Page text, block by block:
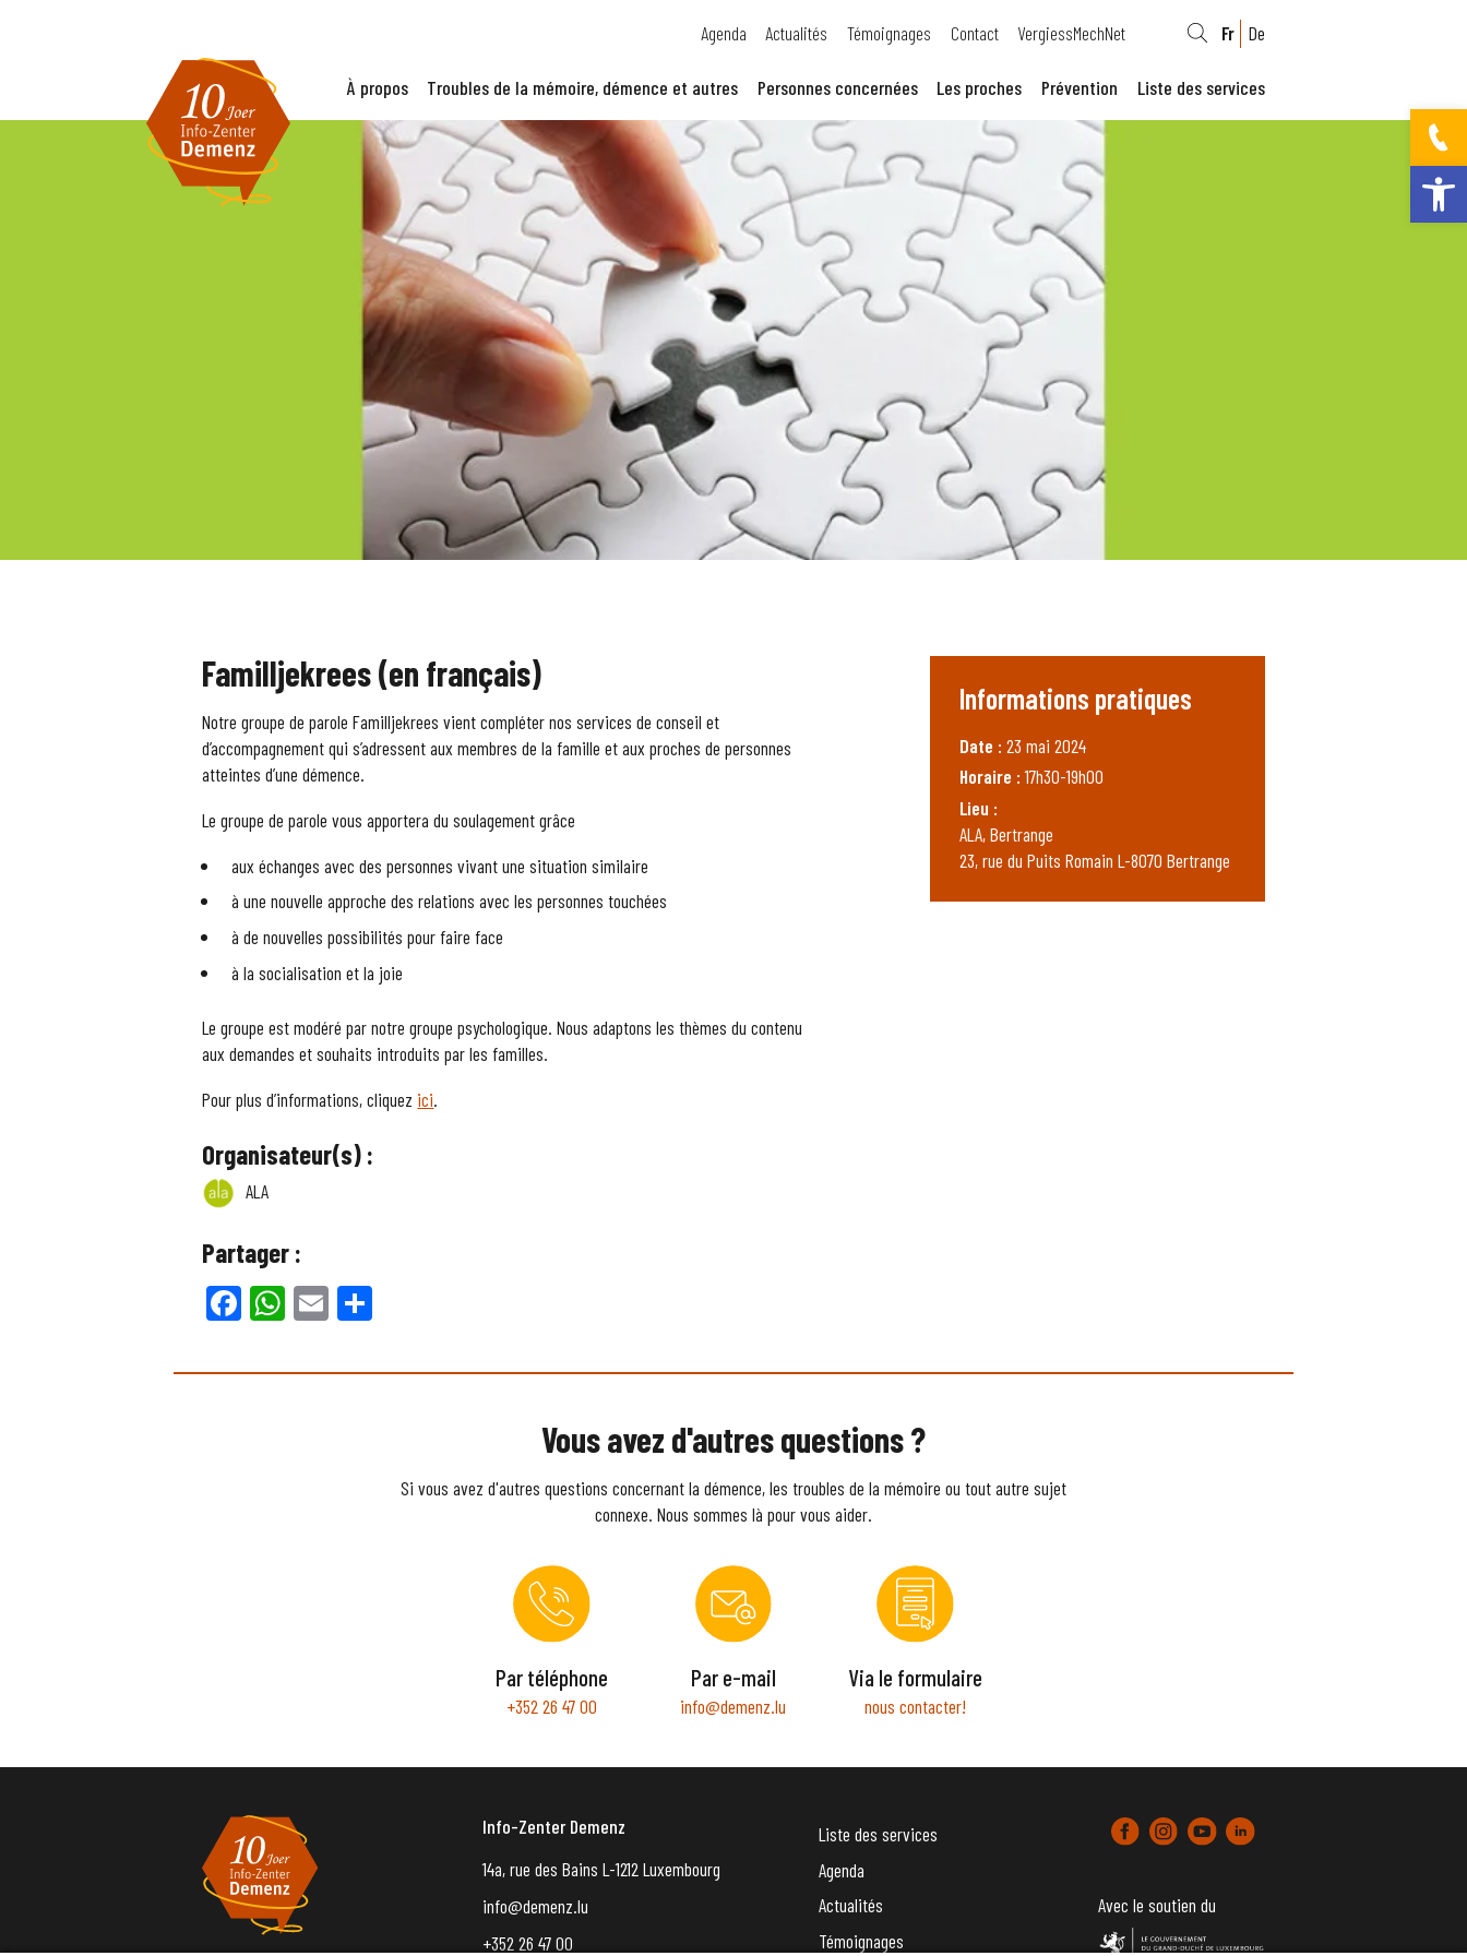
Ouvrir la
Agenda Actualités Témoignages Contact VergiessMechNet Fr De
À propos Troubles de la mémoire, démence et autres Personnes concernées Les proches Prévention Liste des services
Familljekrees (en français)
Notre groupe de parole Familljekrees vient compléter nos services de conseil et
d’accompagnement qui s’adressent aux membres de la famille et aux proches de personnes
atteintes d’une démence.
Le groupe de parole vous apportera du soulagement grâce
aux échanges avec des personnes vivant une situation similaire
à une nouvelle approche des relations avec les personnes touchées
à de nouvelles possibilités pour faire face
à la socialisation et la joie
Le groupe est modéré par notre groupe psychologique. Nous adaptons les thèmes du contenu
aux demandes et souhaits introduits par les familles.
Pour plus d’informations, cliquez ici.
Organisateur(s) :
ALA
Partager :
Facebook
WhatsApp
Email
Informations pratiques
Date : 23 mai 2024
Horaire :17h30-19h00
Lieu :
ALA, Bertrange
23, rue du Puits Romain L-8070 Bertrange
Vous avez d'autres questions ?
Si vous avez d'autres questions concernant la démence, les troubles de la mémoire ou tout autre sujet
connexe. Nous sommes là pour vous aider.
Par téléphone
+352 26 47 00
Par e-mail
info@demenz.lu
Via le formulaire
nous contacter!
Info-Zenter Demenz
14a, rue des Bains L-1212 Luxembourg
info@demenz.lu
+352 26 47 00
Liste des services
Agenda
Actualités
Témoignages
Avec le soutien du